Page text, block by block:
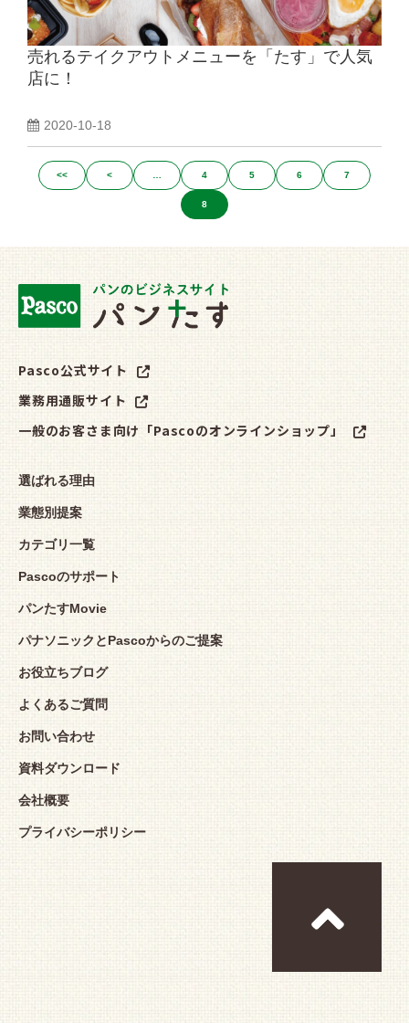
売れるテイクアウトメニューを「たす」で人気
店に！
2020-10-18
<< < 4 5 6 7
8
Pasco公式サイト
業務用通販サイト
一般のお客さま向け「Pascoのオンラインショップ」
選ばれる理由
業態別提案
カテゴリ一覧
Pascoのサポート
パンたすMovie
パナソニックとPascoからのご提案
お役立ちブログ
よくあるご質問
お問い合わせ
資料ダウンロード
会社概要
プライバシーポリシー